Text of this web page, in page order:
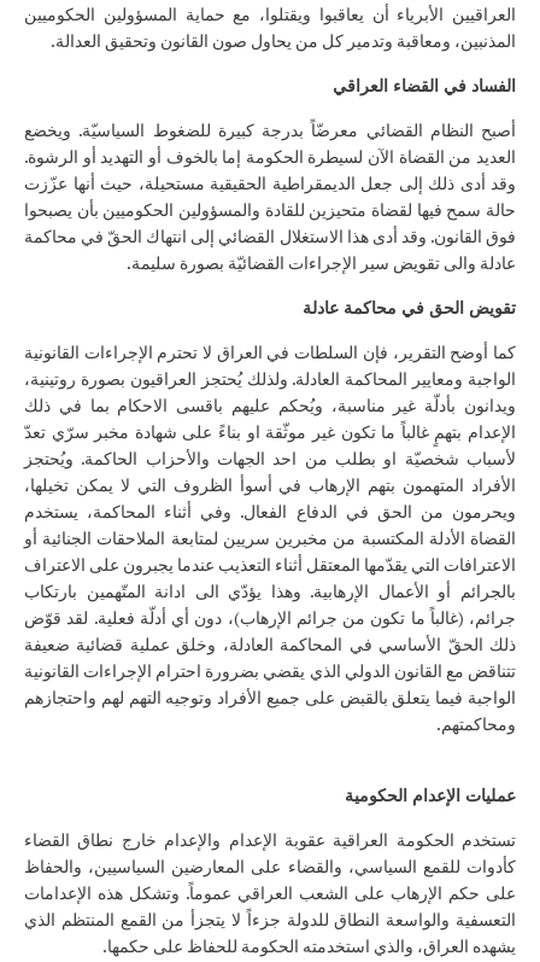
العراقيين الأبرياء أن يعاقبوا ويقتلوا، مع حماية المسؤولين الحكوميين
المذنبين، ومعاقبة وتدمير كل من يحاول صون القانون وتحقيق العدالة.
الفساد في القضاء العراقي
أصبح النظام القضائي معرضّاً بدرجة كبيرة للضغوط السياسيّة. ويخضع
العديد من القضاة الآن لسيطرة الحكومة إما بالخوف أو التهديد أو الرشوة.
وقد أدى ذلك إلى جعل الديمقراطية الحقيقية مستحيلة، حيث أنها عزّزت
حالة سمح فيها لقضاة متحيزين للقادة والمسؤولين الحكوميين بأن يصبحوا
فوق القانون. وقد أدى هذا الاستغلال القضائي إلى انتهاك الحقّ في محاكمة
عادلة والى تقويض سير الإجراءات القضائيّة بصورة سليمة.
تقويض الحق في محاكمة عادلة
كما أوضح التقرير، فإن السلطات في العراق لا تحترم الإجراءات القانونية
الواجبة ومعايير المحاكمة العادلة. ولذلك يُحتجز العراقيون بصورة روتينية،
ويدانون بأدلّة غير مناسبة، ويُحكم عليهم باقسى الاحكام بما في ذلك
الإعدام بتهمٍ غالباً ما تكون غير موثّقة او بناءً على شهادة مخبر سرّي تعدّ
لأسباب شخصيّة او بطلب من احد الجهات والأحزاب الحاكمة. ويُحتجز
الأفراد المتهمون بتهم الإرهاب في أسوأ الظروف التي لا يمكن تخيلها،
ويحرمون من الحق في الدفاع الفعال. وفي أثناء المحاكمة، يستخدم
القضاة الأدلة المكتسبة من مخبرين سريين لمتابعة الملاحقات الجنائية أو
الاعترافات التي يقدّمها المعتقل أثناء التعذيب عندما يجبرون على الاعتراف
بالجرائم أو الأعمال الإرهابية. وهذا يؤدّي الى ادانة المتّهمين بارتكاب
جرائم، (غالباً ما تكون من جرائم الإرهاب)، دون أي أدلّة فعلية. لقد قوّض
ذلك الحقّ الأساسي في المحاكمة العادلة، وخلق عملية قضائية ضعيفة
تتناقض مع القانون الدولي الذي يقضي بضرورة احترام الإجراءات القانونية
الواجبة فيما يتعلق بالقبض على جميع الأفراد وتوجيه التهم لهم واحتجازهم
ومحاكمتهم.
عمليات الإعدام الحكومية
تستخدم الحكومة العراقية عقوبة الإعدام والإعدام خارج نطاق القضاء
كأدوات للقمع السياسي، والقضاء على المعارضين السياسيين، والحفاظ
على حكم الإرهاب على الشعب العراقي عموماً. وتشكل هذه الإعدامات
التعسفية والواسعة النطاق للدولة جزءاً لا يتجزأ من القمع المنتظم الذي
يشهده العراق، والذي استخدمته الحكومة للحفاظ على حكمها.